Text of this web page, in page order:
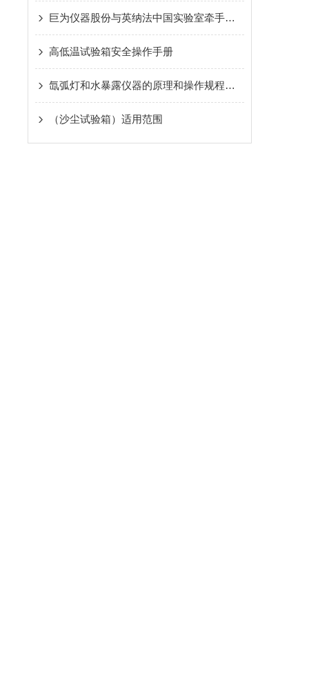
巨为仪器股份与英纳法中国实验室牵手合作
高低温试验箱安全操作手册
氙弧灯和水暴露仪器的原理和操作规程详细介绍
（沙尘试验箱）适用范围